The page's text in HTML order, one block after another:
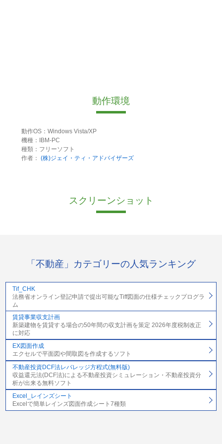
動作環境
動作OS：Windows Vista/XP
機種：IBM-PC
種類：フリーソフト
作者： (株)ジェイ・ティ・アドバイザーズ
スクリーンショット
「不動産」カテゴリーの人気ランキング
Tif_CHK
法務省オンライン登記申請で提出可能なTiff図面の仕様チェックプログラ
ム
賃貸事業収支計画
新築建物を賃貸する場合の50年間の収支計画を策定 2026年度税制改正
に対応
EX図面作成
エクセルで平面図や間取図を作成するソフト
不動産投資DCF法レバレッジ方程式(無料版)
収益還元法(DCF法)による不動産投資シミュレーション・不動産投資分
析が出来る無料ソフト
Excel_レインズシート
Excelで簡単レインズ図面作成シート7種類